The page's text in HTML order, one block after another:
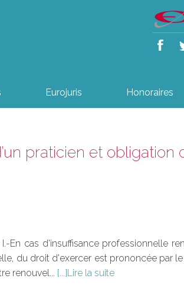
Eurojuris Honoraires
praticien et obligation
En cas d'insuffisance professionnelle
du droit d'exercer est prononcée par
renouvel...
Lire la suite